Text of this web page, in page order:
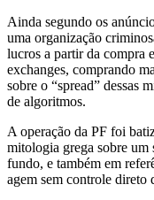
Ainda segundo os
uma organização
lucros a partir da compra
exchanges, comprando
sobre o “spread” dessas
de algoritmos.
A operação da PF foi
mitologia grega sobre um
fundo, e também em
agem sem controle direto